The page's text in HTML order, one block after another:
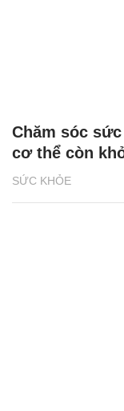
SỨC KHỎE
Chăm sóc
cơ thể còn